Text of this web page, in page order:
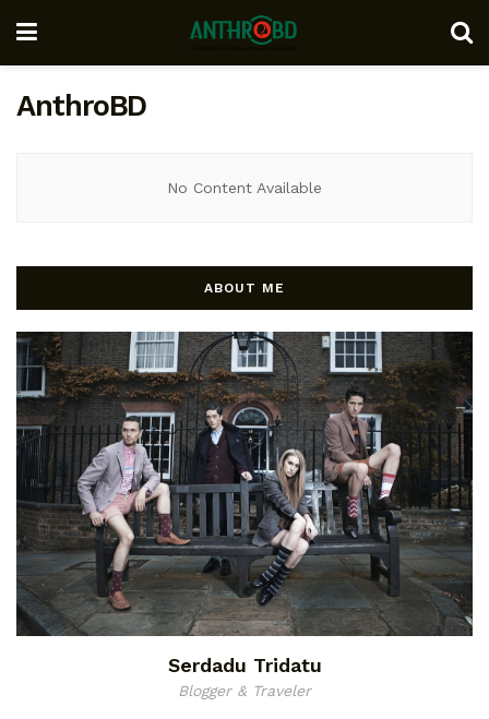
AnthroBD
No Content Available
ABOUT ME
Serdadu Tridatu
Blogger & Traveler